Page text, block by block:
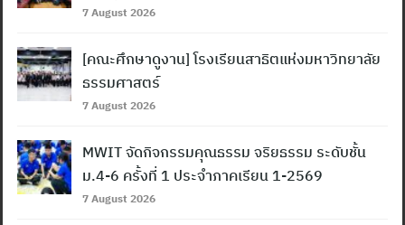
7 August 2026
[คณะศึกษาดูงาน] โรงเรียนสาธิตแห่งมหาวิทยาลัย
ธรรมศาสตร์
7 August 2026
MWIT จัดกิจกรรมคุณธรรม จริยธรรม ระดับชั้น
ม.4-6 ครั้งที่ 1 ประจำภาคเรียน 1-2569
7 August 2026